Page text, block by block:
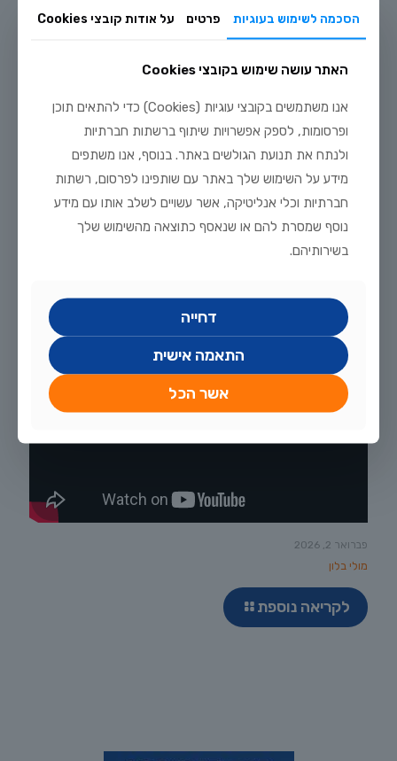
פברואר 22, 2026
סווריום
לקריאה נוספת
פברואר 2, 2026
מולי בלון
לקריאה נוספת
הסכמה לשימוש בעוגיות פרטים על אודות קובצי Cookies
האתר עושה שימוש בקובצי Cookies
אנו משתמשים בקובצי עוגיות (Cookies) כדי להתאים תוכן
ופרסומות, לספק אפשרויות שיתוף ברשתות חברתיות
ולנתח את תנועת הגולשים באתר. בנוסף, אנו משתפים
מידע על השימוש שלך באתר עם שותפינו לפרסום, רשתות
חברתיות וכלי אנליטיקה, אשר עשויים לשלב אותו עם מידע
נוסף שמסרת להם או שנאסף כתוצאה מהשימוש שלך
בשירותיהם.
דחייה
התאמה אישית
אשר הכל